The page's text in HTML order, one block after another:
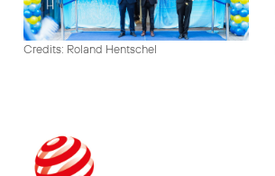
Credits: Roland Hentschel